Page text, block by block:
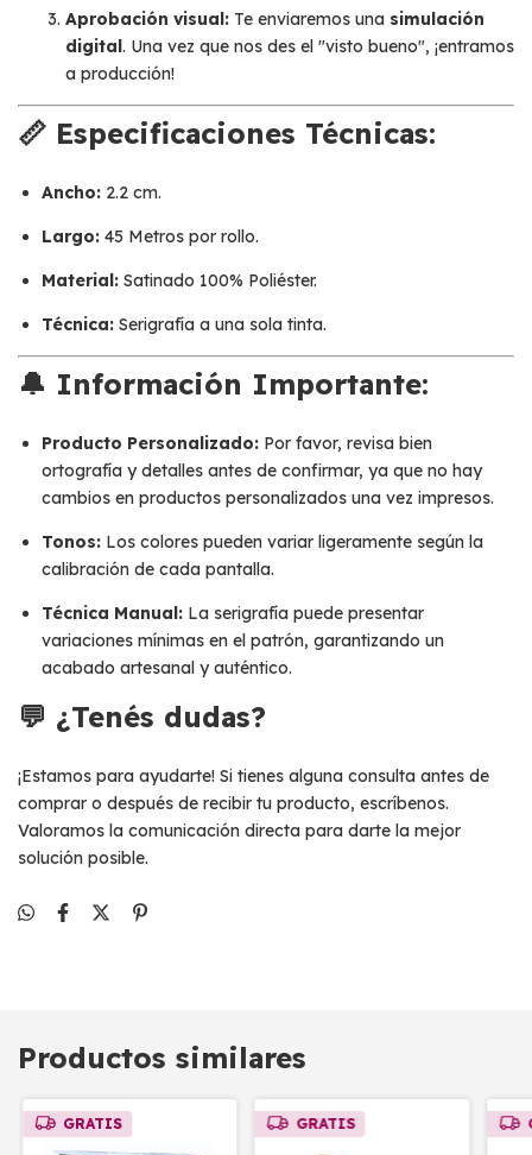
Aprobación visual: Te enviaremos una simulación
digital. Una vez que nos des el "visto bueno", ¡entramos
a producción!
📏 Especificaciones Técnicas:
Ancho: 2.2 cm.
Largo: 45 Metros por rollo.
Material: Satinado 100% Poliéster.
Técnica: Serigrafía a una sola tinta.
🔔 Información Importante:
Producto Personalizado: Por favor, revisa bien
ortografía y detalles antes de confirmar, ya que no hay
cambios en productos personalizados una vez impresos.
Tonos: Los colores pueden variar ligeramente según la
calibración de cada pantalla.
Técnica Manual: La serigrafía puede presentar
variaciones mínimas en el patrón, garantizando un
acabado artesanal y auténtico.
💬 ¿Tenés dudas?
¡Estamos para ayudarte! Si tienes alguna consulta antes de
comprar o después de recibir tu producto, escríbenos.
Valoramos la comunicación directa para darte la mejor
solución posible.
Productos similares
GRATIS GRATIS